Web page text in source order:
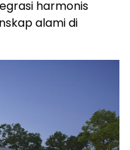
harmonis
alami di